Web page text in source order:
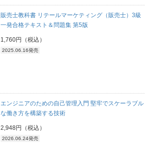
販売士教科書 リテールマーケティング（販売士）3級
一発合格テキスト＆問題集 第5版
1,760円（税込）
2025.06.16発売
エンジニアのための自己管理入門 堅牢でスケーラブル
な働き方を構築する技術
2,948円（税込）
2026.06.24発売